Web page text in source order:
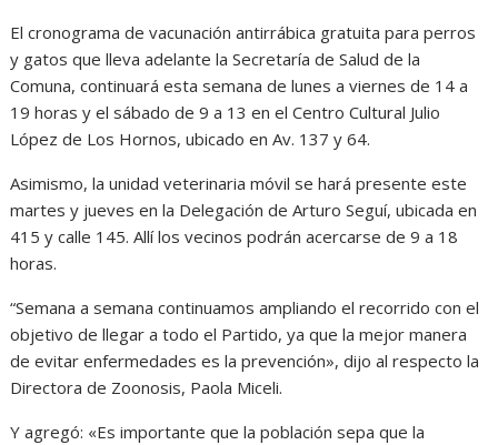
El cronograma de vacunación antirrábica gratuita para perros
y gatos que lleva adelante la Secretaría de Salud de la
Comuna, continuará esta semana de lunes a viernes de 14 a
19 horas y el sábado de 9 a 13 en el Centro Cultural Julio
López de Los Hornos, ubicado en Av. 137 y 64.
Asimismo, la unidad veterinaria móvil se hará presente este
martes y jueves en la Delegación de Arturo Seguí, ubicada en
415 y calle 145. Allí los vecinos podrán acercarse de 9 a 18
horas.
“Semana a semana continuamos ampliando el recorrido con el
objetivo de llegar a todo el Partido, ya que la mejor manera
de evitar enfermedades es la prevención», dijo al respecto la
Directora de Zoonosis, Paola Miceli.
Y agregó: «Es importante que la población sepa que la